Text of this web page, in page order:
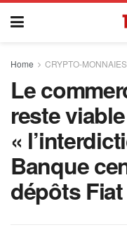
Home CRYPTO-MONNAIES
Le
reste
«
Banque
dépôts